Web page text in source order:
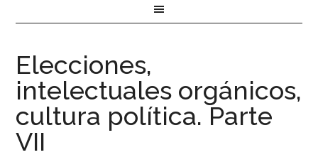
Elecciones,
intelectuales orgánicos,
cultura política. Parte
VII